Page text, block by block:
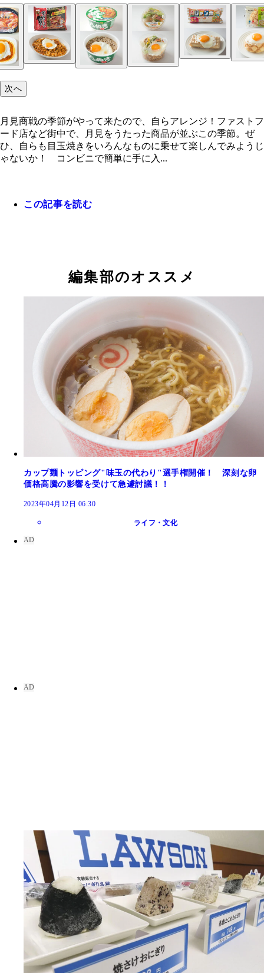
牛カルビおにぎり
ピザまん
肉まん
肉まん
もつ煮込み
蒙古タンメン中本 汁なし麻辛麺（セブン-イレブン
月見商戦の季節がやって来たので、自らアレンジ！
次へ
月見商戦の季節がやって来たので、自らアレンジ！ファストフ
ード店など街中で、月見をうたった商品が並ぶこの季節。ぜ
ひ、自らも目玉焼きをいろんなものに乗せて楽しんでみようじ
ゃないか！ コンビニで簡単に手に入...
この記事を読む
編集部のオススメ
カップ麺トッピング"味玉の代わり"選手権開催！ 深刻な卵
価格高騰の影響を受けて急遽討議！！
2023年04月12日 06:30
ライフ・文化